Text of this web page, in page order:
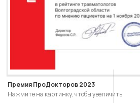
Премия ПроДокторов 2023
Нажмите на картинку, чтобы увеличить